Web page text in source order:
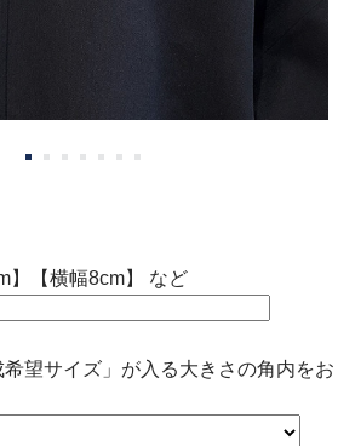
】【横幅8cm】 など
希望サイズ」が入る大きさの角内をお